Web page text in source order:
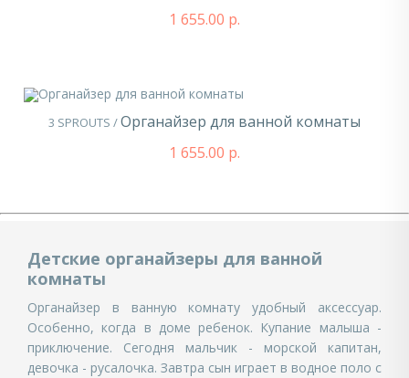
1 655.00 р.
3 SPROUTS /Органайзер для ванной комнаты
1 655.00 р.
Детские органайзеры для ванной
комнаты
Органайзер в ванную комнату удобный аксессуар.
Особенно, когда в доме ребенок. Купание малыша -
приключение. Сегодня мальчик - морской капитан,
девочка - русалочка. Завтра сын играет в водное поло с